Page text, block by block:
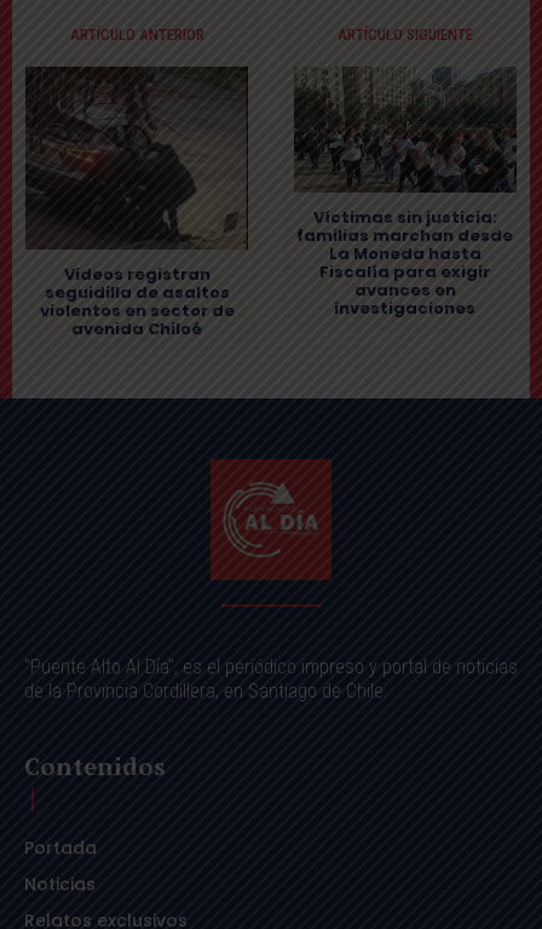
ARTÍCULO ANTERIOR
Videos registran
seguidilla de asaltos
violentos en sector de
avenida Chiloé
ARTÍCULO SIGUIENTE
Víctimas sin justicia:
familias marchan desde
La Moneda hasta
Fiscalía para exigir
avances en
investigaciones
"Puente Alto Al Día", es el periódico impreso y portal de noticias
de la Provincia Cordillera, en Santiago de Chile.
Contenidos
Portada
Noticias
Relatos exclusivos